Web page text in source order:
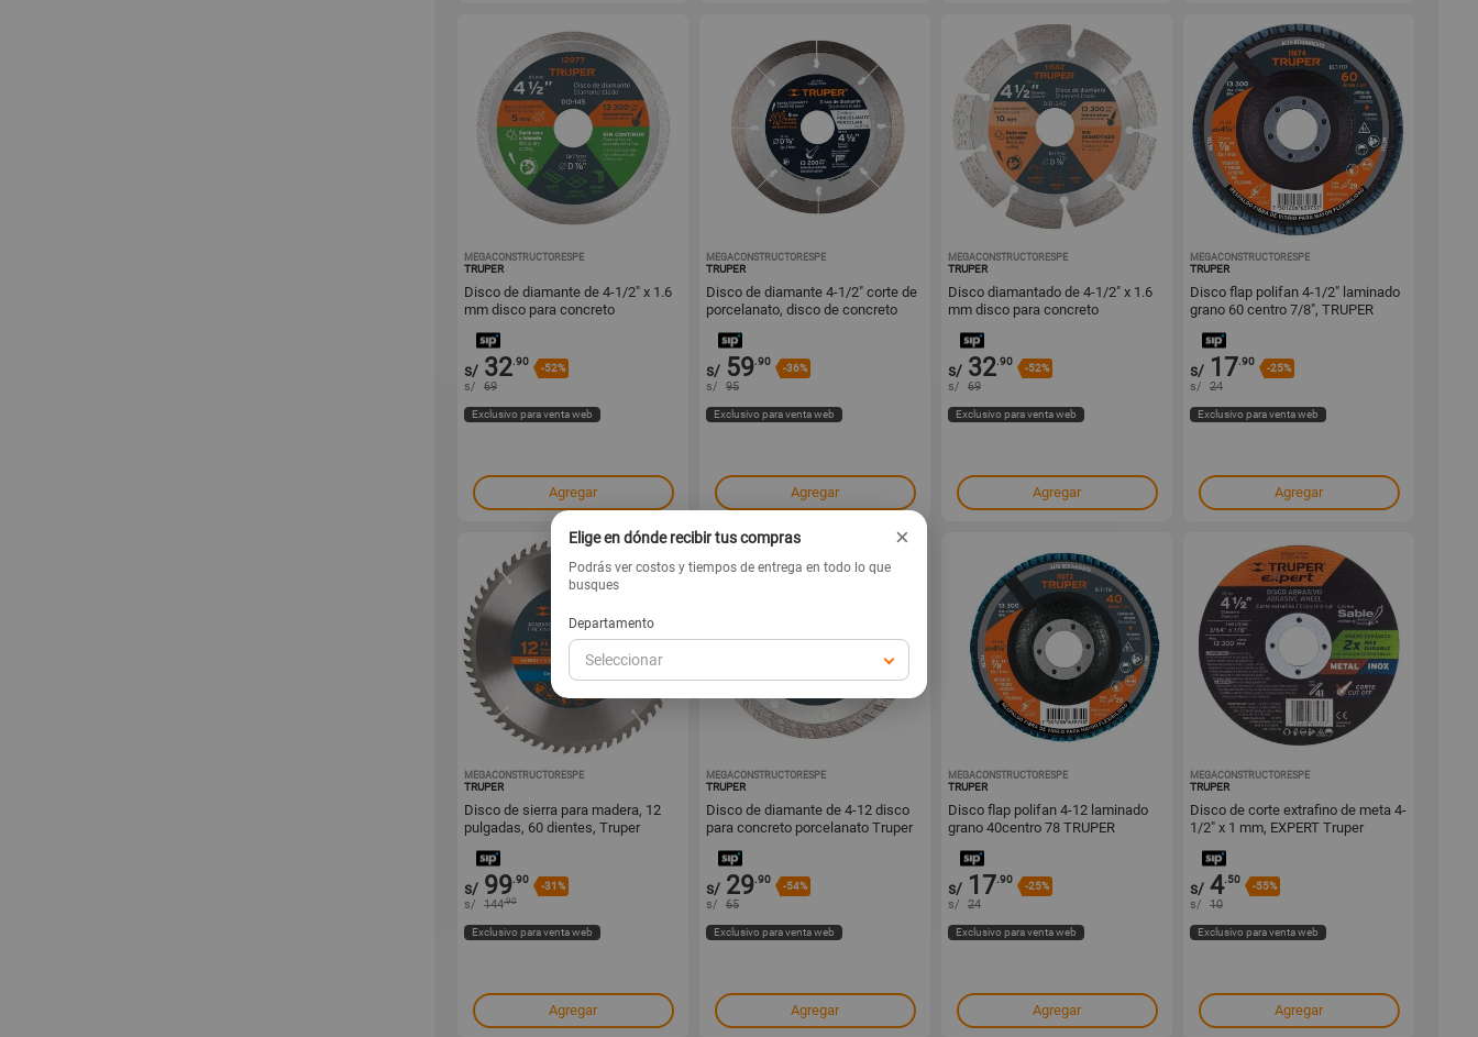
MEGACONSTRUCTORESPE
TRUPER
Disco de diamante de 4-1/2" x 1.6
mm disco para concreto
s/ 32.90
-52%
s/ 69
Exclusivo para venta web
Agregar
MEGACONSTRUCTORESPE
TRUPER
Disco de diamante 4-1/2" corte de
porcelanato, disco de concreto
s/ 59.90
-36%
s/ 95
Exclusivo para venta web
Agregar
MEGACONSTRUCTORESPE
TRUPER
Disco diamantado de 4-1/2" x 1.6
mm disco para concreto
s/ 32.90
-52%
s/ 69
Exclusivo para venta web
Agregar
MEGACONSTRUCTORESPE
TRUPER
Disco flap polifan 4-1/2" laminado
grano 60 centro 7/8", TRUPER
s/ 17.90
-25%
s/ 24
Exclusivo para venta web
Agregar
MEGACONSTRUCTORESPE
TRUPER
Disco de sierra para madera, 12
pulgadas, 60 dientes, Truper
s/ 99.90
-31%
s/ 144.90
Exclusivo para venta web
Agregar
MEGACONSTRUCTORESPE
TRUPER
Disco de diamante de 4-12 disco
para concreto porcelanato Truper
s/ 29.90
-54%
s/ 65
Exclusivo para venta web
Agregar
MEGACONSTRUCTORESPE
TRUPER
Disco flap polifan 4-12 laminado
grano 40centro 78 TRUPER
s/ 17.90
-25%
s/ 24
Exclusivo para venta web
Agregar
MEGACONSTRUCTORESPE
TRUPER
Disco de corte extrafino de meta 4-
1/2" x 1 mm, EXPERT Truper
s/ 4.50
-55%
s/ 10
Exclusivo para venta web
Agregar
Elige en dónde recibir tus compras ×
Podrás ver costos y tiempos de entrega en todo lo que
busques
Departamento
Seleccionar